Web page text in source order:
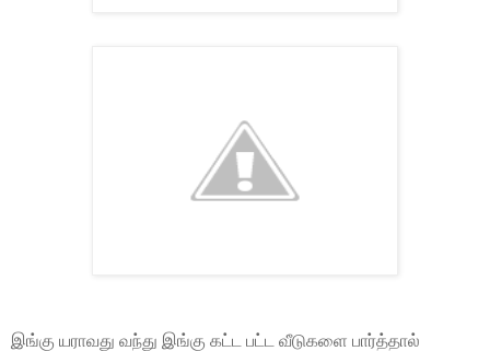
இங்கு யராவது வந்து இங்கு கட்ட பட்ட வீடுகளை பார்த்தால்